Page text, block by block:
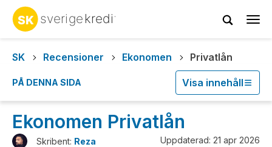
SK
Recensioner Ekonomen Privatlån
PÅ DENNA SIDA Visa innehåll
Ekonomen Privatlån
Skribent: Reza Uppdaterad: 21 apr 2026